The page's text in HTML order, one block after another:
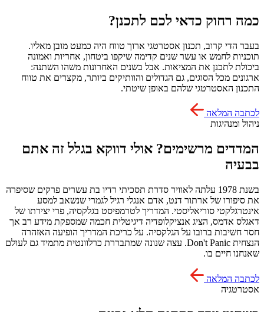
כמה רחוק כדאי לכם לתכנן?
בעבר הדי קרוב, תכנון אסטרטגי ארוך טווח היה כמעט מובן מאליו.
תוכניות לחמש או עשר שנים קדימה שיקפו ביטחון, אחריות ואמונה
ביכולת לתכנן את המציאות. אבל בשנים האחרונות משהו השתנה:
ארגונים מכל הסוגים, גם הגדולים והוותיקים ביותר, מקצרים את טווח
התכנון האסטרטגי שלהם באופן שיטתי.
לכתבה המלאה
ניהול ומנהיגות
המדדים מרשימים? אולי דווקא בגלל זה אתם
בבעיה
בשנת 1978 עלתה לאוויר סדרת תסכיתי רדיו בת עשרים פרקים שסיפרה
את סיפורו של ארתור דנט, אדם אנגלי רגיל לגמרי שנשאב למסע
אינטרגלקטי סוריאליסטי. המדריך לטרמפיסט בגלקסיה, פרי יצירתו של
דאגלס אדמס, הציג אנציקלופדיה דיגיטלית חכמה שמספקת מידע רב אך
חסר חשיבות ברובו על הגלקסיה. על כריכת המדריך הופיעה האזהרה
הנצחית Don't Panic. עצה שנונה שמתבררת כרלוונטית מתמיד גם לעולם
שאנחנו חיים בו.
לכתבה המלאה
אסטרטגיה